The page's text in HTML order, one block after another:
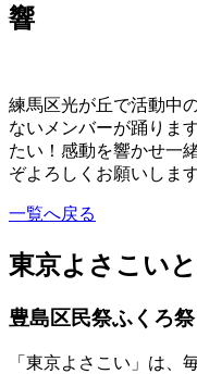
響
練馬区光が丘で活動中
ないメンバーが踊りま
たい！感動を響かせ一
ぞよろしくお願いします
一覧へ戻る
東京よさこい
豊島区民祭ふくろ
「東京よさこい」は、